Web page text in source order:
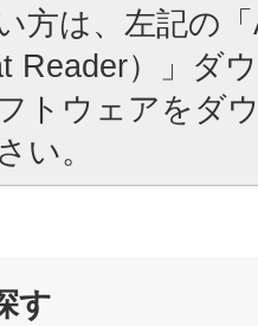
方は、左記の
Reader）」ダ
トウェアをダ
い。
す